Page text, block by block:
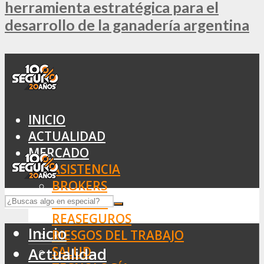
herramienta estratégica para el
desarrollo de la ganadería argentina
INICIO
ACTUALIDAD
MERCADO
ASISTENCIA
BROKERS
SEGUROS
REASEGUROS
RIESGOS DEL TRABAJO
SALUD
Inicio
Actualidad